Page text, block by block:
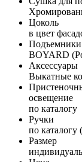
Цоколь
в цвет
Подъемники
BOYARD
Аксессуары
Выкатные
освещение
по каталогу
Ручки
по каталогу
Размер